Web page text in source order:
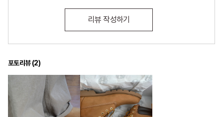
리뷰 작성하기
포토리뷰 (2)